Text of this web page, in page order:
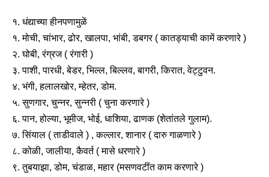
१. धंद्याच्या हीनपणामुळें
१. मोची, चांभार, ढोर, खालपा, भांबी, डबगर ( कातड्याची कामें करणारे )
२. घोबी, रंग्रज ( रंगारी )
३. पाशी, पारधी, बेडर, भिल्ल, बिल्लव, बागरी, किरात, वेट्टुवन.
४. भंगी, हलालखोर, म्हेतर, डोम.
५. सुणगार, चुन्नर, सुन्नरी ( चुना करणारे )
६. पान, होल्या, भूमीज, भोई, धाशिया, ढाणक (शेतांतले गुलाम).
७. सिंयाल ( ताडीवाले ) , कल्लार, शानार ( दारु गाळणारे )
८. कोळी, जालीया, कैवर्त ( मासे धरणारे )
९. तुबयाझा, डोम, चंडाळ, महार (मसणवटींत काम करणारे )